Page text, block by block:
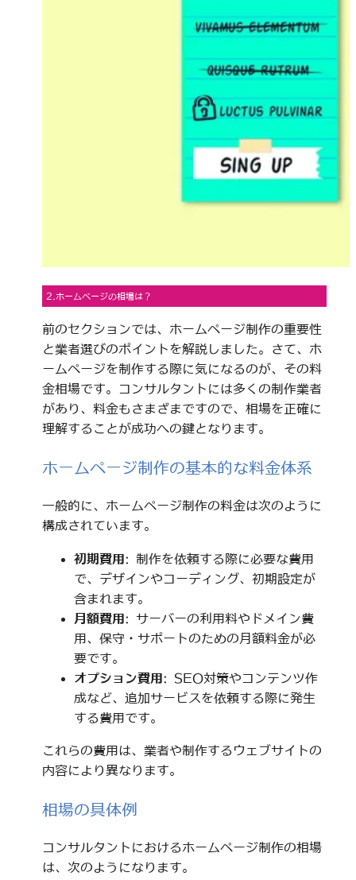
2.ホームページの相場は？
前のセクションでは、ホームページ制作の重要性
と業者選びのポイントを解説しました。さて、ホ
ームページを制作する際に気になるのが、その料
金相場です。コンサルタントには多くの制作業者
があり、料金もさまざまですので、相場を正確に
理解することが成功への鍵となります。
ホームページ制作の基本的な料金体系
一般的に、ホームページ制作の料金は次のように
構成されています。
初期費用: 制作を依頼する際に必要な費用
で、デザインやコーディング、初期設定が
含まれます。
月額費用: サーバーの利用料やドメイン費
用、保守・サポートのための月額料金が必
要です。
オプション費用: SEO対策やコンテンツ作
成など、追加サービスを依頼する際に発生
する費用です。
これらの費用は、業者や制作するウェブサイトの
内容により異なります。
相場の具体例
コンサルタントにおけるホームページ制作の相場
は、次のようになります。